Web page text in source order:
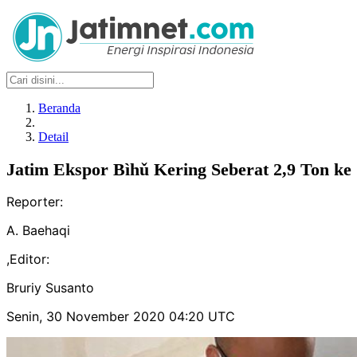
Beranda
Detail
Jatim Ekspor Bìhǔ Kering Seberat 2,9 Ton ke
Reporter:
A. Baehaqi
,Editor:
Bruriy Susanto
Senin, 30 November 2020 04:20 UTC